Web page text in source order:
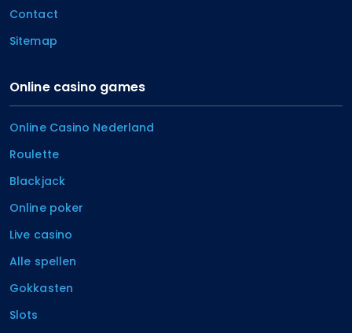
Contact
Sitemap
Online casino games
Online Casino Nederland
Roulette
Blackjack
Online poker
Live casino
Alle spellen
Gokkasten
Slots